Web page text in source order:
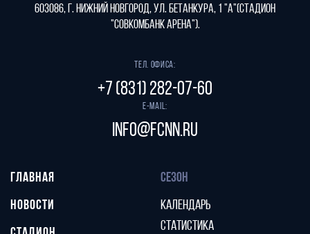
603086, г. Нижний Новгород, ул. Бетанкура, 1 "А"(стадион
"СОВКОМБАНК АРЕНА").
Тел. офиса:
+7 (831) 282-07-60
E-mail:
info@fcnn.ru
ГЛАВНАЯ
НОВОСТИ
СЕЗОН
КАЛЕНДАРЬ
СТАТИСТИКА